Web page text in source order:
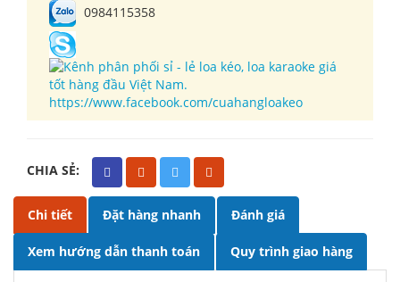
0984115358
https://www.facebook.com/cuahangloakeo
CHIA SẺ:
Chi tiết Đặt hàng nhanh Đánh giá
Xem hướng dẫn thanh toán Quy trình giao hàng